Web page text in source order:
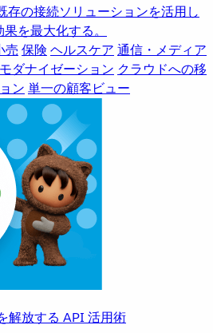
存の接続ソリューションを活用し
を最大化する。
売 保険 ヘルスケア 通信・メディア
ダナイゼーション クラウドへの移
ン 単一の顧客ビュー
解放する API 活用術